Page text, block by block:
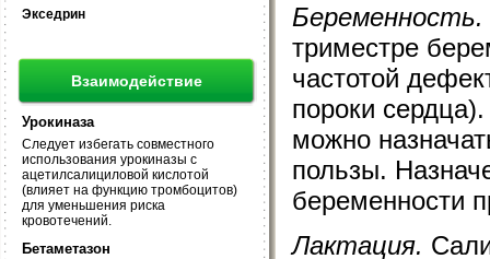
Экседрин
Взаимодействие
Урокиназа
Следует избегать совместного
использования урокиназы с
ацетилсалициловой кислотой
(влияет на функцию тромбоцитов)
для уменьшения риска
кровотечений.
Бетаметазон
Беременность.
триместре
частотой
пороки
можно
пользы.
беременности
Лактация.